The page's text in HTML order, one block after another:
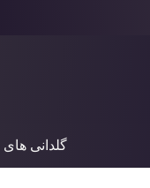
گلدانی